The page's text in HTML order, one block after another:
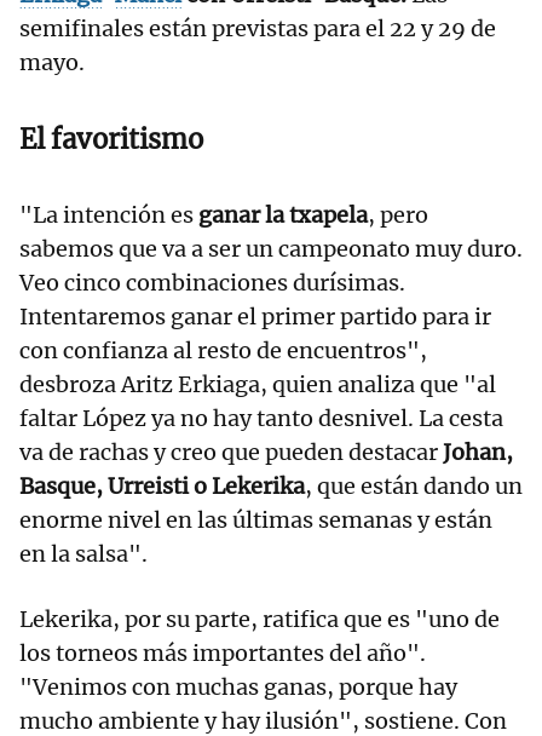
semifinales están previstas para el 22 y 29 de
mayo.
El favoritismo
"La intención es ganar la txapela, pero
sabemos que va a ser un campeonato muy duro.
Veo cinco combinaciones durísimas.
Intentaremos ganar el primer partido para ir
con confianza al resto de encuentros",
desbroza Aritz Erkiaga, quien analiza que "al
faltar López ya no hay tanto desnivel. La cesta
va de rachas y creo que pueden destacarJohan,
Basque, Urreisti o Lekerika, que están dando un
enorme nivel en las últimas semanas y están
en la salsa".
Lekerika, por su parte, ratifica que es "uno de
los torneos más importantes del año".
"Venimos con muchas ganas, porque hay
mucho ambiente y hay ilusión", sostiene. Con